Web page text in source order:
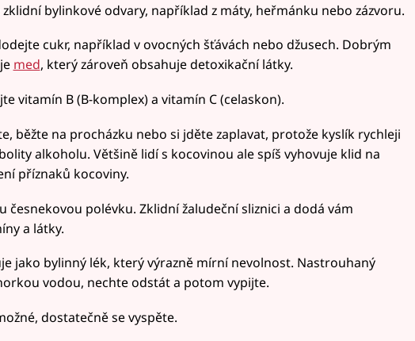
bylinkové odvary, například z máty, heřmánku nebo zázvoru.
cukr, například v ovocných šťávách nebo džusech. Dobrým
med, který zároveň obsahuje detoxikační látky.
vitamín B (B-komplex) a vitamín C (celaskon).
běžte na procházku nebo si jděte zaplavat, protože kyslík rychleji
alkoholu. Většině lidí s kocovinou ale spíš vyhovuje klid na
příznaků kocoviny.
česnekovou polévku. Zklidní žaludeční sliznici a dodá vám
a látky.
jako bylinný lék, který výrazně mírní nevolnost. Nastrouhaný
vodou, nechte odstát a potom vypijte.
dostatečně se vyspěte.